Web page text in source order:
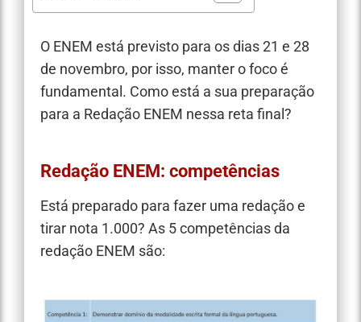
O ENEM está previsto para os dias 21 e 28
de novembro, por isso, manter o foco é
fundamental. Como está a sua preparação
para a Redação ENEM nessa reta final?
Redação ENEM: competências
Está preparado para fazer uma redação e
tirar nota 1.000? As 5 competências da
redação ENEM são: